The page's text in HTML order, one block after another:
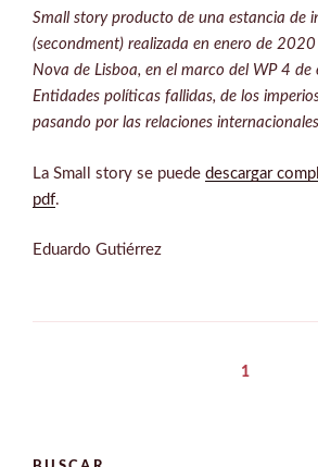
Small story producto de una estancia de
(secondment) realizada en enero de
Nova de Lisboa, en el marco del WP 4 de
Entidades políticas fallidas, de los
pasando por las relaciones
La Small story se puede descargar
pdf.
Eduardo Gutiérrez
1